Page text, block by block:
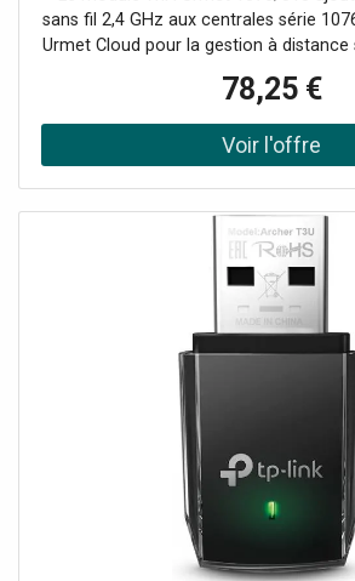
sans fil 2,4 GHz aux centrales série
Urmet Cloud pour la gestion à
fonctionnement 4,75–5,25 Vdc)
mA veille, 60 mA connecté, 125 mA
sortie max : 13 dBm (11n) / 17 dBm
Sensibilité de réception : -80 dBm @
(pour des installations propres et
fréquence : 2,4 GHz Normes : 802.11
Vitesse de transmission : jusqu'à 150
libre) : 180 m
78,25 €